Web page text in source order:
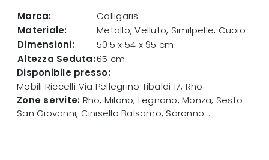
Marca:
Calligaris
Materiale:
Metallo, Velluto, Similpelle, Cuoio
Dimensioni:
50.5 x 54 x 95 cm
Altezza Seduta:65 cm
Disponibile presso:
Mobili Riccelli Via Pellegrino Tibaldi 17, Rho
Zone servite: Rho, Milano, Legnano, Monza, Sesto
San Giovanni, Cinisello Balsamo, Saronno...